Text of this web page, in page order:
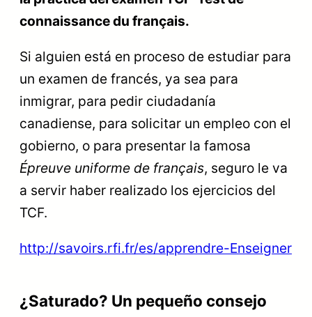
connaissance du français.
Si alguien está en proceso de estudiar para
un examen de francés, ya sea para
inmigrar, para pedir ciudadanía
canadiense, para solicitar un empleo con el
gobierno, o para presentar la famosa
Épreuve uniforme de français, seguro le va
a servir haber realizado los ejercicios del
TCF.
http://savoirs.rfi.fr/es/apprendre-Enseigner
¿Saturado? Un pequeño consejo